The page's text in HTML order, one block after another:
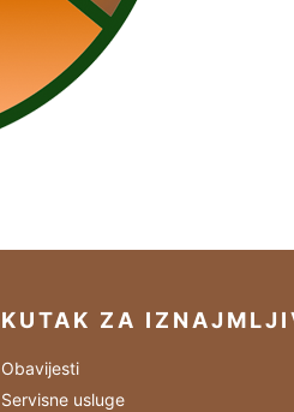
KUTAK ZA
Obavijesti
Servisne usluge